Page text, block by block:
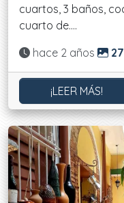
cuartos, 3 baños,
cuarto de....
Actualizado:
hace 2 años
¡LEER MÁS!